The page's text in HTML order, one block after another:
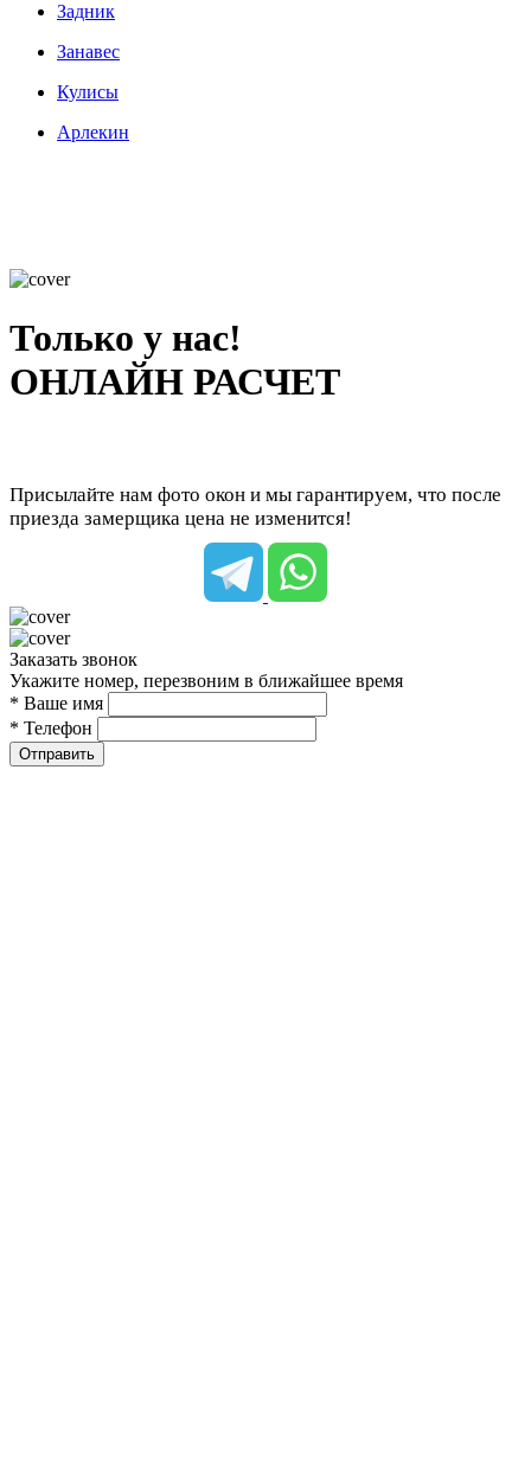
Задник
Занавес
Кулисы
Арлекин
Только у нас!
ОНЛАЙН РАСЧЕТ
Присылайте нам фото окон и мы гарантируем, что после
приезда замерщика цена не изменится!
Заказать звонок
Укажите номер, перезвоним в ближайшее время
* Ваше имя
* Телефон
Отправить